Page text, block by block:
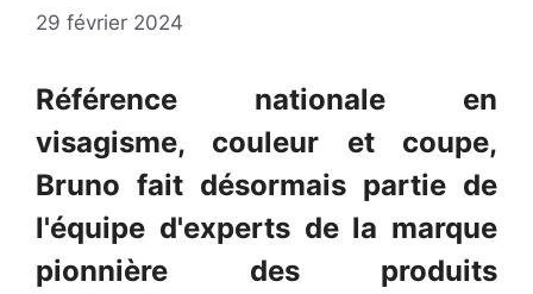
29 février 2024
Référence nationale en
visagisme, couleur et coupe,
Bruno fait désormais partie de
l'équipe d'experts de la marque
pionnière des produits